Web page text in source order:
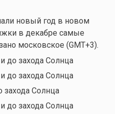
новый год в новом
в декабре самые
московское (GMT+3).
до захода Солнца
до захода Солнца
захода Солнца
до захода Солнца